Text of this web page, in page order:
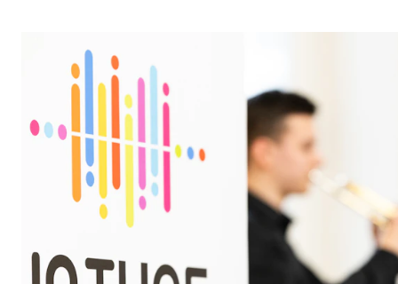
STUDENTLIV
Søknad og opptak
Fagmiljøer